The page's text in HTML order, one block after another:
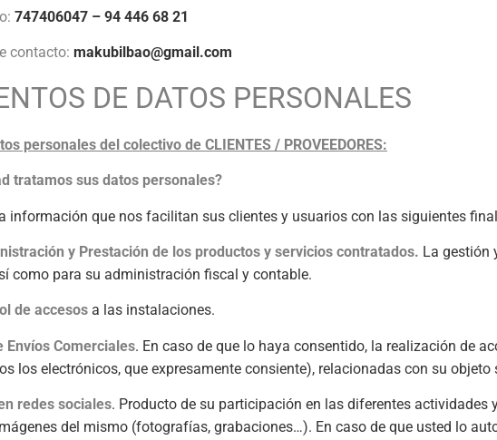
747406047 – 94 446 68 21
contacto: makubilbao@gmail.com
DE DATOS PERSONALES
personales del colectivo de CLIENTES / PROVEEDORES:
tratamos sus datos personales?
información que nos facilitan sus clientes y usuarios con las siguientes
y Prestación de los productos y servicios contratados. La gestión
como para su administración fiscal y contable.
de accesos a las instalaciones.
Envíos Comerciales. En caso de que lo haya consentido, la realización de
los electrónicos, que expresamente consiente), relacionadas con su
redes sociales. Producto de su participación en las diferentes actividades
del mismo (fotografías, grabaciones…). En caso de que usted lo